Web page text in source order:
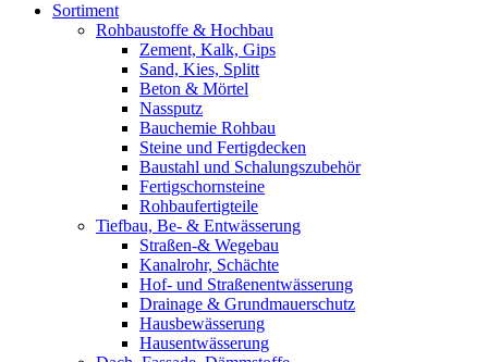
Sortiment
Rohbaustoffe & Hochbau
Zement, Kalk, Gips
Sand, Kies, Splitt
Beton & Mörtel
Nassputz
Bauchemie Rohbau
Steine und Fertigdecken
Baustahl und Schalungszubehör
Fertigschornsteine
Rohbaufertigteile
Tiefbau, Be- & Entwässerung
Straßen-& Wegebau
Kanalrohr, Schächte
Hof- und Straßenentwässerung
Drainage & Grundmauerschutz
Hausbewässerung
Hausentwässerung